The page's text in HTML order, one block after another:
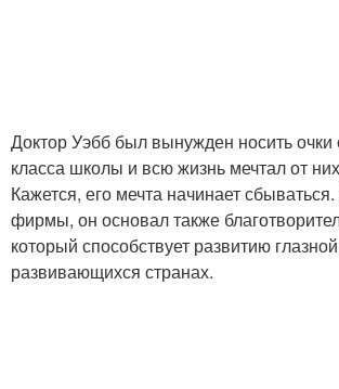
Доктор Уэбб был вынужден носить очки
класса школы и всю жизнь мечтал от
Кажется, его мечта начинает
фирмы, он основал также
который способствует развитию
развивающихся странах.